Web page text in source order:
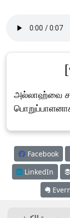
அல்லாஹ்வை
Facebook
LinkedIn